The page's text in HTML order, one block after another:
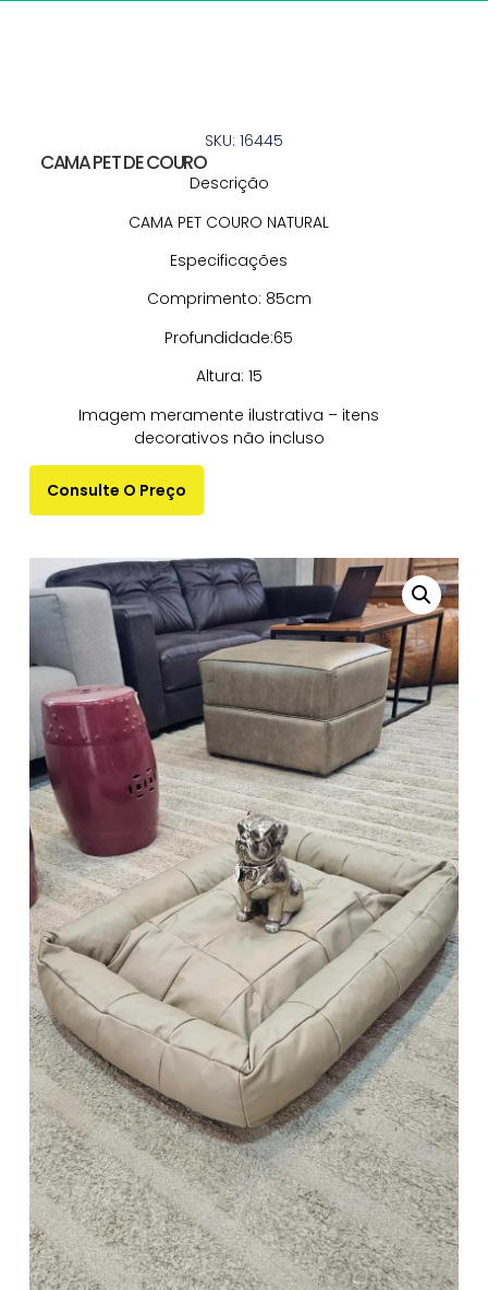
SKU: 16445
CAMA PET DE COURO
Descrição
CAMA PET COURO NATURAL
Especificações
Comprimento: 85cm
Profundidade:65
Altura: 15
Imagem meramente ilustrativa – itens
decorativos não incluso
Consulte O Preço